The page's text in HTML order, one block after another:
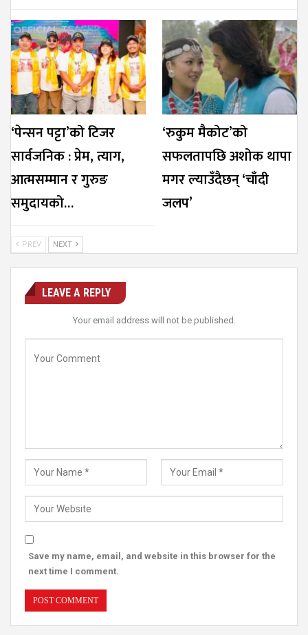
‘पेन्सन पट्टा’को टिजर
सार्वजनिक : प्रेम, त्याग,
आत्मसम्मान र गुरुङ
समुदायको…
‘रुकुम मैकोट’को
सफलतापछि अशोक थापा
मगर ल्याउँदैछन् ‘चाँदी
जलप’
PREV NEXT
LEAVE A REPLY
Your email address will not be published.
Save my name, email, and website in this browser for the
next time I comment.